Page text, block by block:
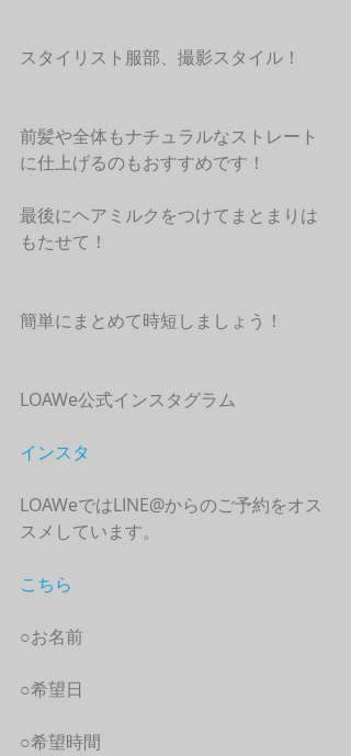
スタイリスト服部、撮影スタイル！
前髪や全体もナチュラルなストレート
に仕上げるのもおすすめです！
最後にヘアミルクをつけてまとまりは
もたせて！
簡単にまとめて時短しましょう！
LOAWe公式インスタグラム
インスタ
LOAWeではLINE@からのご予約をオス
スメしています。
こちら
○お名前
○希望日
○希望時間